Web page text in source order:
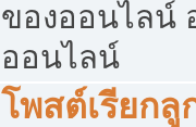
ของออนไลน์
ออนไลน์
โพสต์เรียก